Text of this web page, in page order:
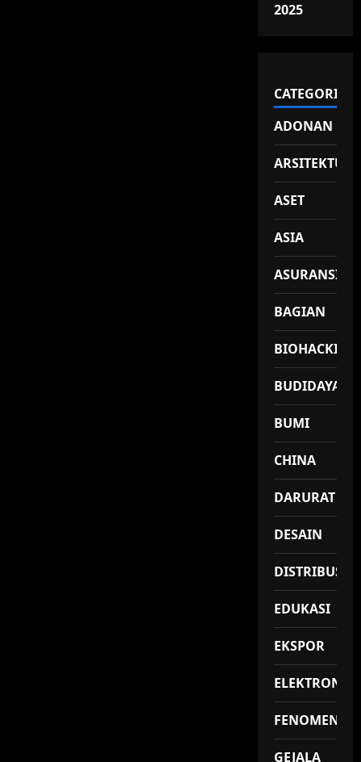
2025
CATEGORIES
ADONAN
ARSITEKTUR
ASET
ASIA
ASURANSI
BAGIAN
BIOHACKING
BUDIDAYA
BUMI
CHINA
DARURAT
DESAIN
DISTRIBUSI
EDUKASI
EKSPOR
ELEKTRONIK
FENOMENA
GEJALA